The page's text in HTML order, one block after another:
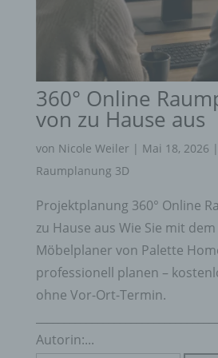
360° Online
von zu Hause aus
von Nicole Weiler | Mai 18, 2026 |
Raumplanung 3D
Projektplanung 360° Online
zu Hause aus Wie Sie mit
Möbelplaner von Palette
professionell planen –
ohne Vor-Ort-Termin.
Autorin:...
Maßnahmen unterliegen, die
die personenbezogenen Daten
identifizierten oder
Person zugewiesen werden.
g) Verantwortlicher oder für
Verantwortlicher
Verantwortlicher oder für die
Verantwortlicher ist die
die allein oder gemeinsam mit
personenbezogenen Daten
Zwecke und Mittel dieser
vorgegeben, so kann der
beziehungsweise können die
seiner Benennung nach dem
werden.
h) Auftragsverarbeiter